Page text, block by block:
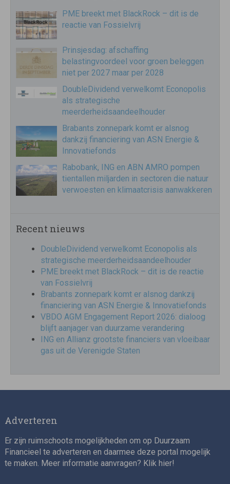
PME breekt met BlackRock – dit is de
reactie van Fossielvrij
Prinsjesdag: afschaffing
belastingvoordeel voor groen beleggen
niet per 2027 maar per 2028
DoubleDividend verwelkomt Econopolis
als strategische
meerderheidsaandeelhouder
Brabants zonnepark komt er alsnog
dankzij financiering van ASN Energie &
Innovatiefonds
Rabobank, ING en ABN AMRO pompen
tientallen miljarden in sectoren die natuur
verwoesten en klimaatcrisis aanwakkeren
Recent nieuws
DoubleDividend verwelkomt Econopolis als
strategische meerderheidsaandeelhouder
PME breekt met BlackRock – dit is de reactie
van Fossielvrij
Brabants zonnepark komt er alsnog dankzij
financiering van ASN Energie & Innovatiefonds
VBDO AGM Engagement Report 2026: dialoog
blijft aanjager van duurzame verandering
ING en Allianz grootste financiers van vloeibaar
gas uit de Verenigde Staten
Adverteren
Er zijn ruimschoots mogelijkheden om op Duurzaam
Financieel te adverteren en daarmee deze portal mogelijk
te maken. Meer informatie aanvragen? Klik hier!